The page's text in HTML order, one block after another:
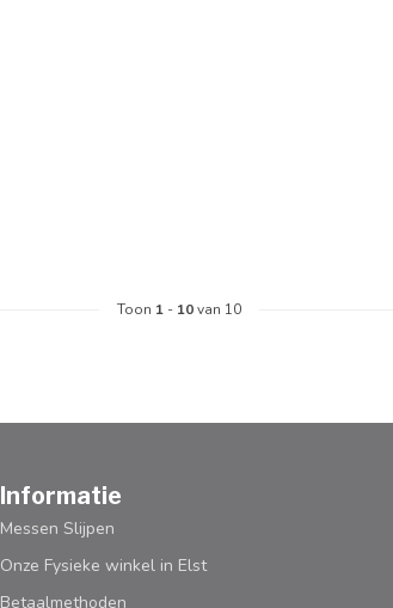
Toon 1 - 10van 10
Informatie
Messen Slijpen
Onze Fysieke winkel in Elst
Betaalmethoden